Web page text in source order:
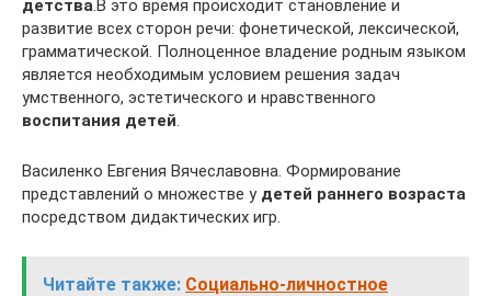
детства.В это время происходит становление и
развитие всех сторон речи: фонетической, лексической,
грамматической. Полноценное владение родным языком
является необходимым условием решения задач
умственного, эстетического и нравственного
воспитания детей.
Василенко Евгения Вячеславовна. Формирование
представлений о множестве у детей раннего возраста
посредством дидактических игр.
Читайте также: Социально-личностное